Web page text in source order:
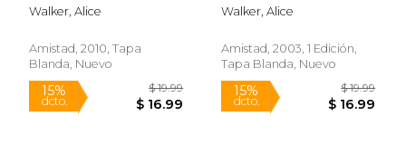
Walker, Alice
Amistad, 2010, Tapa
Blanda, Nuevo
Walker, Alice
Amistad, 2003, 1 Edición,
Tapa Blanda, Nuevo